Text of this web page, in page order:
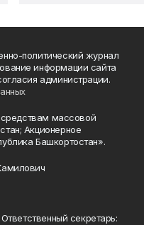
политический журнал
информации сайта
администрации.
средствам массовой
Акционерное
Башкортостан».
секретарь: